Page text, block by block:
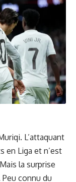
L’attaquant
en Liga et n’est
la surprise
connu du